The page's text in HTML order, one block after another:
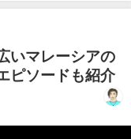
紹介
いマレーシアの
ピソードも紹介